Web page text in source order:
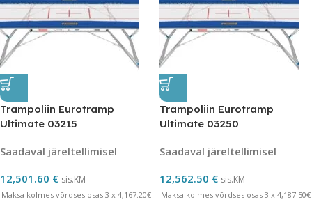
Trampoliin Eurotramp
Ultimate 03215
Saadaval järeltellimisel
12,501.60 € sis.KM
Maksa kolmes võrdses osas 3 x 4,167.20€
Trampoliin Eurotramp
Ultimate 03250
Saadaval järeltellimisel
12,562.50 € sis.KM
Maksa kolmes võrdses osas 3 x 4,187.50€